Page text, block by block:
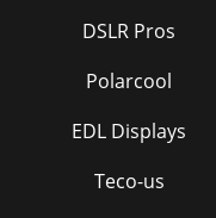
DSLR Pros
Polarcool
EDL Displays
Teco-us